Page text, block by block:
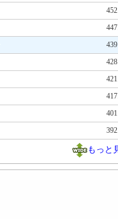
もっと